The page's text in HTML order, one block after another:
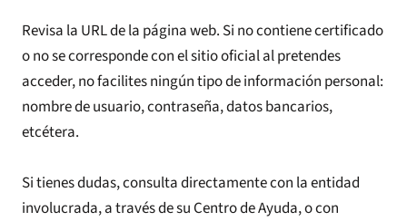
Revisa la URL de la página web. Si no contiene certificado
o no se corresponde con el sitio oficial al pretendes
acceder, no facilites ningún tipo de información personal:
nombre de usuario, contraseña, datos bancarios,
etcétera.
Si tienes dudas, consulta directamente con la entidad
involucrada, a través de su Centro de Ayuda, o con